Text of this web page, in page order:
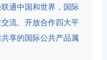
通中国和世界，国际
流、开放合作四大平
享的国际公共产品属